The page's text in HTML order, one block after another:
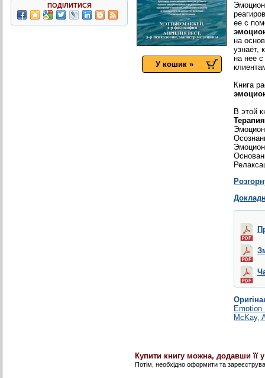
ПОДІЛИТИСЯ
У кошик »
ее с
на
узнаёт,
на нее
Книга
В этой
Терапия
Emotion
McKay,
Купити книгу можна, додавши
Потім, необхідно оформити та